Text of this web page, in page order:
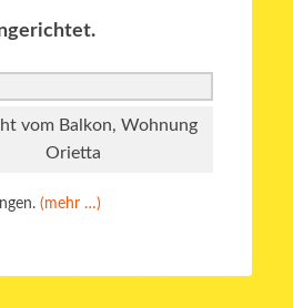
vom Balkon, Wohnung
Orietta
(mehr …)